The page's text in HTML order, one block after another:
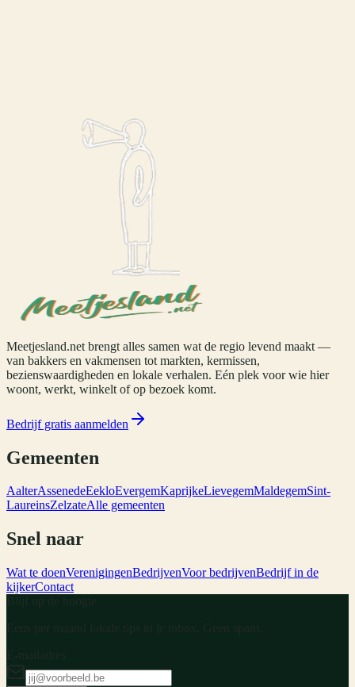
Meetjesland.net brengt alles samen wat de regio levend maakt —
van bakkers en vakmensen tot markten, kermissen,
bezienswaardigheden en lokale verhalen. Eén plek voor wie hier
woont, werkt, winkelt of op bezoek komt.
Bedrijf gratis aanmelden
Gemeenten
AalterAssenedeEekloEvergemKaprijkeLievegemMaldegemSint-
LaureinsZelzateAlle gemeenten
Snel naar
Wat te doenVerenigingenBedrijvenVoor bedrijvenBedrijf in de
kijkerContact